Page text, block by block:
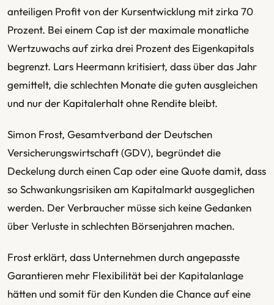
anteiligen Profit von der Kursentwicklung mit zirka 70
Prozent. Bei einem Cap ist der maximale monatliche
Wertzuwachs auf zirka drei Prozent des Eigenkapitals
begrenzt. Lars Heermann kritisiert, dass über das Jahr
gemittelt, die schlechten Monate die guten ausgleichen
und nur der Kapitalerhalt ohne Rendite bleibt.
Simon Frost, Gesamtverband der Deutschen
Versicherungswirtschaft (GDV), begründet die
Deckelung durch einen Cap oder eine Quote damit, dass
so Schwankungsrisiken am Kapitalmarkt ausgeglichen
werden. Der Verbraucher müsse sich keine Gedanken
über Verluste in schlechten Börsenjahren machen.
Frost erklärt, dass Unternehmen durch angepasste
Garantieren mehr Flexibilität bei der Kapitalanlage
hätten und somit für den Kunden die Chance auf eine